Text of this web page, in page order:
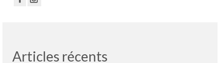
Articles récents